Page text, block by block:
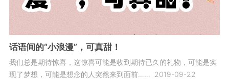
话语间的“小浪漫”，可真甜！
我们总是期待惊喜，这惊喜可能是收到期待已久的礼物，可能是实
现了梦想，可能是想念的人突然来到面前……
2019-09-22